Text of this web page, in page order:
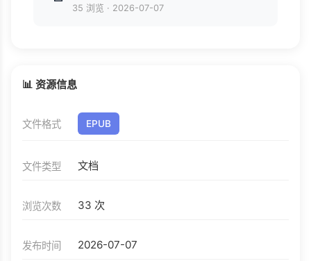
35 浏览 · 2026-07-07
📊 资源信息
文件格式 EPUB
文件类型 文档
浏览次数 33 次
发布时间 2026-07-07